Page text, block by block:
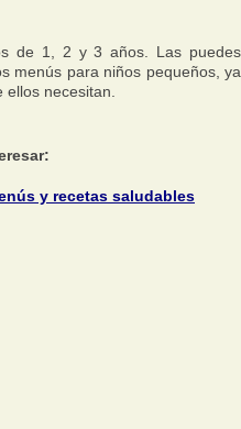
de 1, 2 y 3 años. Las puedes
menús para niños pequeños, ya
necesitan.
y recetas saludables